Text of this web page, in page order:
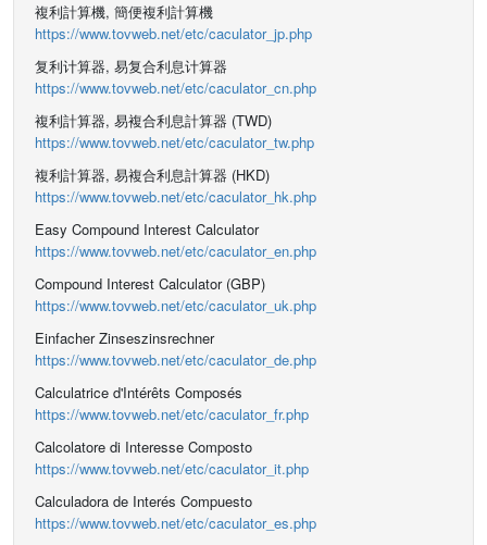
複利計算機, 簡便複利計算機
https://www.tovweb.net/etc/caculator_jp.php
复利计算器, 易复合利息计算器
https://www.tovweb.net/etc/caculator_cn.php
複利計算器, 易複合利息計算器 (TWD)
https://www.tovweb.net/etc/caculator_tw.php
複利計算器, 易複合利息計算器 (HKD)
https://www.tovweb.net/etc/caculator_hk.php
Easy Compound Interest Calculator
https://www.tovweb.net/etc/caculator_en.php
Compound Interest Calculator (GBP)
https://www.tovweb.net/etc/caculator_uk.php
Einfacher Zinseszinsrechner
https://www.tovweb.net/etc/caculator_de.php
Calculatrice d'Intérêts Composés
https://www.tovweb.net/etc/caculator_fr.php
Calcolatore di Interesse Composto
https://www.tovweb.net/etc/caculator_it.php
Calculadora de Interés Compuesto
https://www.tovweb.net/etc/caculator_es.php